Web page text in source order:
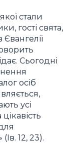
стали
гості свята,
Сьогодні
осіб
усі
12, 23).